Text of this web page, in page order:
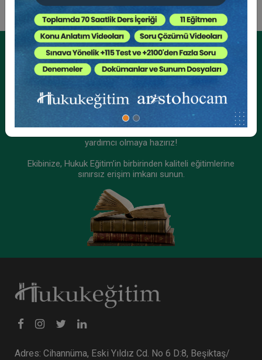
Tüketici Hukuku Enstitüsü
Fikri Mülkiyet Hukuku - II. Ticaret Hukuku
Kongresi - XI. Oturum Video Kaydı
Kurumsal Üyelikler İçin
Kurumsal Teklif Alın
yardımcı olmaya hazırız!
Ekibinize, Hukuk Eğitim’in birbirinden kaliteli eğitimlerine
sınırsız erişim imkanı sunun.
Adres: Cihannüma, Eski Yıldız Cd. No 6 D:8, Beşiktaş/